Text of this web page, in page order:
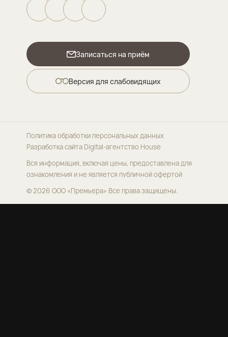
Записаться на приём
Версия для слабовидящих
© 2026 ООО «Премьера» Все права защищены.
Вся информация, включая цены, предоставлена для
ознакомления и не является публичной офертой
Политика обработки персональных данных
Разработка сайтаDigital-агентство House